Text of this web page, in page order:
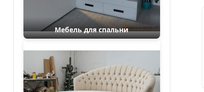
Мебель для спальни